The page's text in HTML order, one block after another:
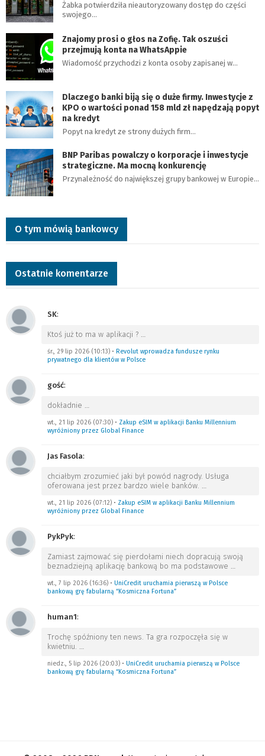
Żabka potwierdziła nieautoryzowany dostęp do części
swojego…
Znajomy prosi o głos na Zofię. Tak oszuści
przejmują konta na WhatsAppie
Wiadomość przychodzi z konta osoby zapisanej w…
Dlaczego banki biją się o duże firmy. Inwestycje z
KPO o wartości ponad 158 mld zł napędzają popyt
na kredyt
Popyt na kredyt ze strony dużych firm…
BNP Paribas powalczy o korporacje i inwestycje
strategiczne. Ma mocną konkurencję
Przynależność do największej grupy bankowej w Europie…
O tym mówią bankowcy
Ostatnie komentarze
SK:
Ktoś już to ma w aplikacji ? …
śr., 29 lip 2026 (10:13) • Revolut wprowadza fundusze rynku
prywatnego dla klientów w Polsce
gość:
dokładnie …
wt., 21 lip 2026 (07:30) • Zakup eSIM w aplikacji Banku Millennium
wyróżniony przez Global Finance
Jas Fasola:
chciałbym zrozumieć jaki był powód nagrody. Usługa
oferowana jest przez bardzo wiele banków. …
wt., 21 lip 2026 (07:12) • Zakup eSIM w aplikacji Banku Millennium
wyróżniony przez Global Finance
PykPyk:
Zamiast zajmować się pierdołami niech dopracują swoją
beznadziejną aplikację bankową bo ma podstawowe …
wt., 7 lip 2026 (16:36) • UniCredit uruchamia pierwszą w Polsce
bankową grę fabularną “Kosmiczna Fortuna”
human1:
Trochę spóźniony ten news. Ta gra rozpoczęła się w
kwietniu. …
niedz., 5 lip 2026 (20:03) • UniCredit uruchamia pierwszą w Polsce
bankową grę fabularną “Kosmiczna Fortuna”